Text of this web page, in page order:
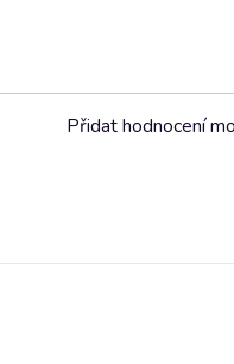
Přidat hodnocení